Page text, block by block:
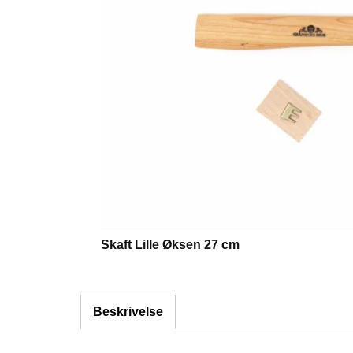
Skaft Lille Øksen 27 cm
Beskrivelse